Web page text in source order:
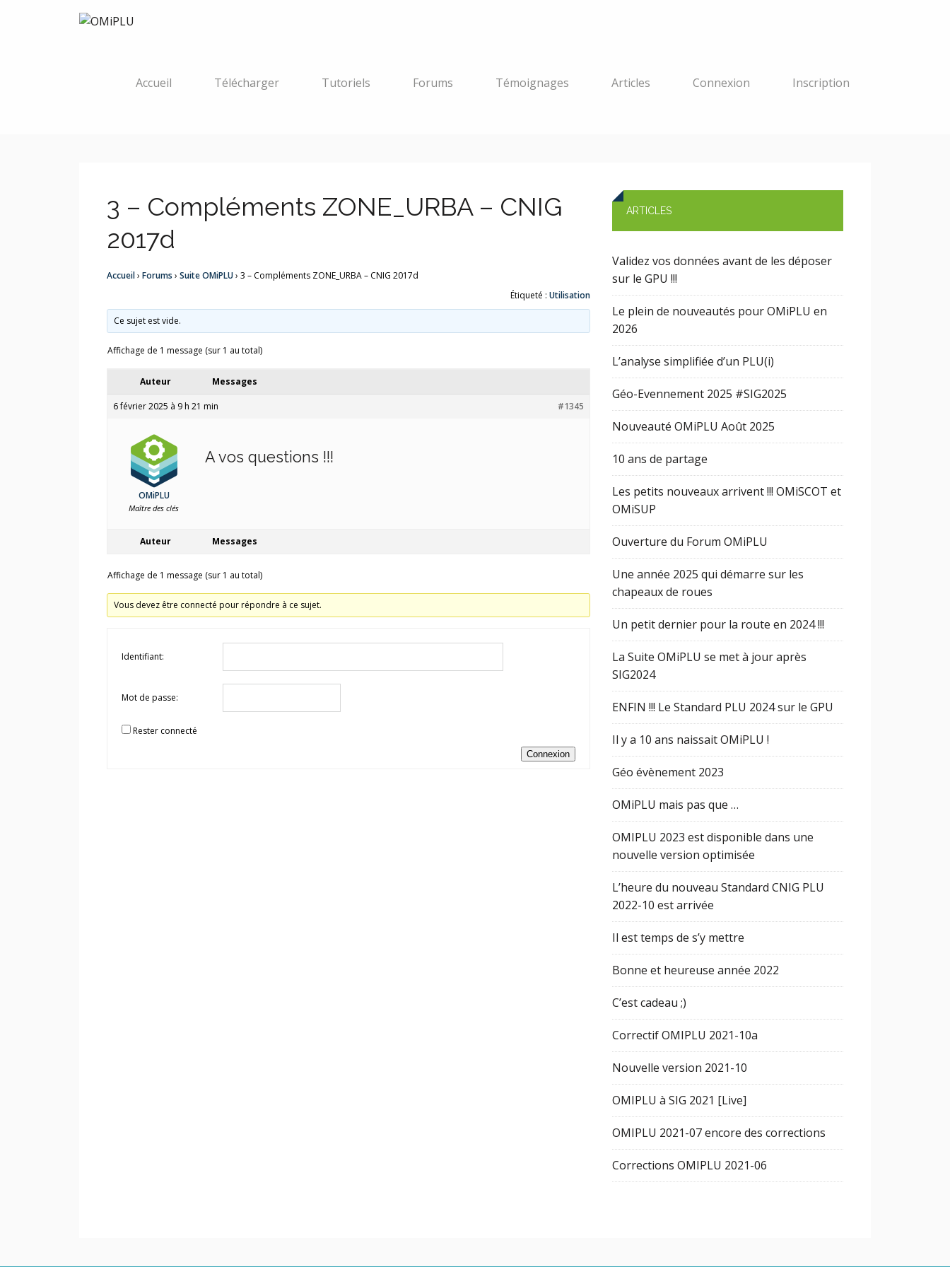
Accueil Télécharger Tutoriels Forums Témoignages Articles Connexion Inscription
3 – Compléments ZONE_URBA – CNIG
2017d
Accueil› Forums › Suite OMiPLU› 3 – Compléments ZONE_URBA – CNIG 2017d
Étiqueté :Utilisation
Ce sujet est vide.
Affichage de 1 message (sur 1 au total)
Auteur Messages
6 février 2025 à 9 h 21 min #1345
OMiPLU
Maître des clés
A vos questions !!!
Auteur Messages
Affichage de 1 message (sur 1 au total)
Vous devez être connecté pour répondre à ce sujet.
Identifiant:
Mot de passe:
Rester connecté
Connexion
ARTICLES
Validez vos données avant de les déposer
sur le GPU !!!
Le plein de nouveautés pour OMiPLU en
2026
L’analyse simplifiée d’un PLU(i)
Géo-Evennement 2025 #SIG2025
Nouveauté OMiPLU Août 2025
10 ans de partage
Les petits nouveaux arrivent !!! OMiSCOT et
OMiSUP
Ouverture du Forum OMiPLU
Une année 2025 qui démarre sur les
chapeaux de roues
Un petit dernier pour la route en 2024 !!!
La Suite OMiPLU se met à jour après
SIG2024
ENFIN !!! Le Standard PLU 2024 sur le GPU
Il y a 10 ans naissait OMiPLU !
Géo évènement 2023
OMiPLU mais pas que …
OMIPLU 2023 est disponible dans une
nouvelle version optimisée
L’heure du nouveau Standard CNIG PLU
2022-10 est arrivée
Il est temps de s’y mettre
Bonne et heureuse année 2022
C’est cadeau ;)
Correctif OMIPLU 2021-10a
Nouvelle version 2021-10
OMIPLU à SIG 2021 [Live]
OMIPLU 2021-07 encore des corrections
Corrections OMIPLU 2021-06